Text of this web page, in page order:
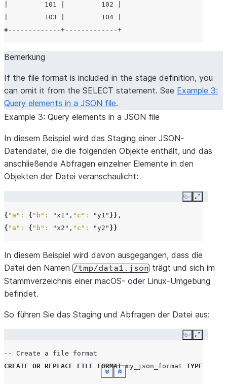
Show less
See moreShow less
See moreShow less
See moreShow less
See moreShow less
See more
|         101 |         102 |
|         103 |         104 |
+-------------+-------------+
Show less
See more
Bemerkung
If the file format is included in the stage definition, you
can omit it from the SELECT statement. See Example 3:
Query elements in a JSON file.
Example 3: Query elements in a JSON file
In diesem Beispiel wird das Staging einer JSON-
Datendatei, die die folgenden Objekte enthält, und das
anschließende Abfragen einzelner Elemente in den
Objekten der Datei veranschaulicht:
CopyExpand
{ "a": { "b": "x1" , "c": "y1" }}
{ "a": { "b": "x2" , "c": "y2" }}
Show less
See more
In diesem Beispiel wird davon ausgegangen, dass die
Datei den Namen /tmp/data1.json trägt und sich im
Stammverzeichnis einer macOS- oder Linux-Umgebung
befindet.
So führen Sie das Staging und Abfragen der Datei aus:
CopyExpand
-- Create a file format
CREATE OR REPLACE FILE FORMAT my_json_format TYPE
Show less
See more